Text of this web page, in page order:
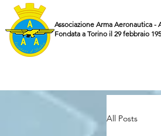
Associazione Arma Aeronautica -
Fondata a Torino il 29 febbraio
All Posts